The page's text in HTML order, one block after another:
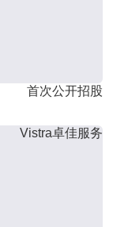
首次公开招股
Vistra卓佳服务